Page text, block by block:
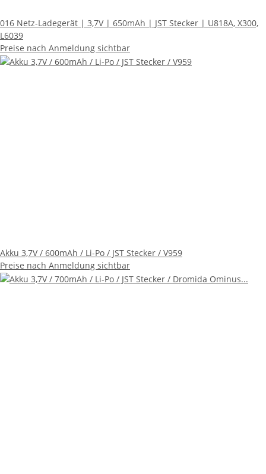
016 Netz-Ladegerät | 3,7V | 650mAh | JST Stecker | U818A, X300,
L6039
Preise nach Anmeldung sichtbar
Akku 3,7V / 600mAh / Li-Po / JST Stecker / V959
Preise nach Anmeldung sichtbar